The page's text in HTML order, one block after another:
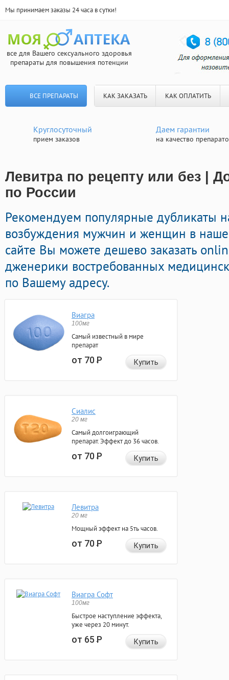
Мы принимаем заказы 24 часа в сутки!
все для Вашего сексуального здоровья
препараты для повышения потенции
ВСЕ ПРЕПАРАТЫ КАК ЗАКАЗАТЬ КАК ОПЛАТИТЬ
Круглосуточный
прием заказов
Даем гарантии
на качество
Левитра по рецепту или без |
по России
Рекомендуем популярные дубликаты
возбуждения мужчин и женщин в
сайте Вы можете дешево заказать
дженерики востребованных
по Вашему адресу.
Виагра
100мг
Самый известный в мире
препарат
от 70Р Купить
Сиалис
20 мг
Самый долгоиграющий
препарат. Эффект до 36 часов.
от 70Р Купить
Левитра
20 мг
Мощный эффект на 5ть часов.
от 70Р Купить
Виагра Софт
100мг
Быстрое наступление эффекта,
уже через 20 минут.
от 65Р Купить